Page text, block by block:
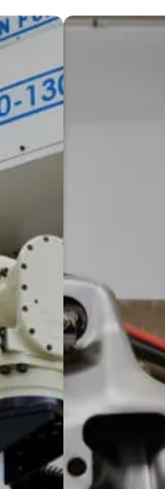
＆成形